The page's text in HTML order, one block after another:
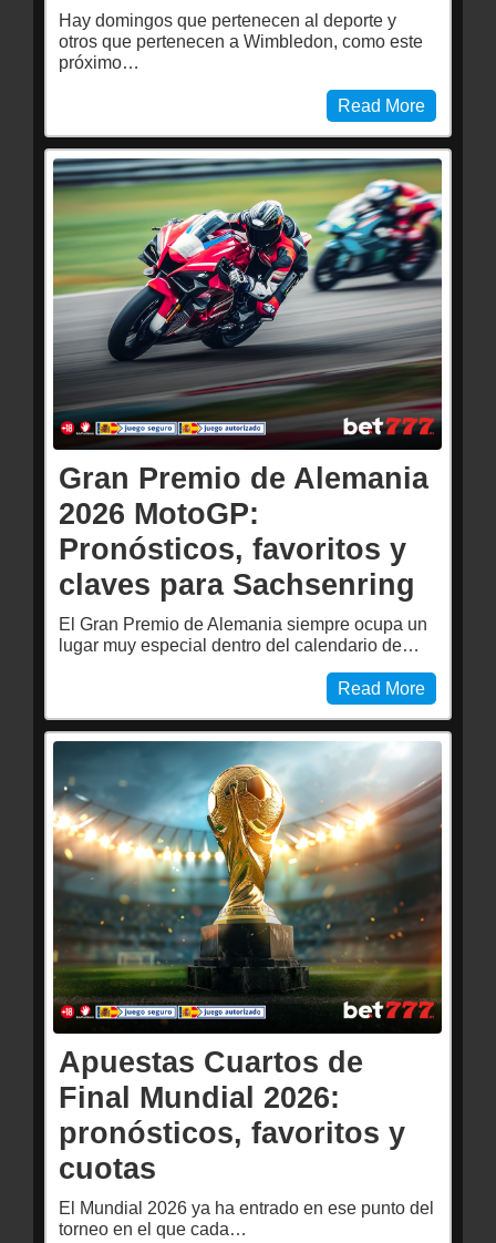
Hay domingos que pertenecen al deporte y
otros que pertenecen a Wimbledon, como este
próximo…
Read More
Gran Premio de Alemania
2026 MotoGP:
Pronósticos, favoritos y
claves para Sachsenring
El Gran Premio de Alemania siempre ocupa un
lugar muy especial dentro del calendario de…
Read More
Apuestas Cuartos de
Final Mundial 2026:
pronósticos, favoritos y
cuotas
El Mundial 2026 ya ha entrado en ese punto del
torneo en el que cada…